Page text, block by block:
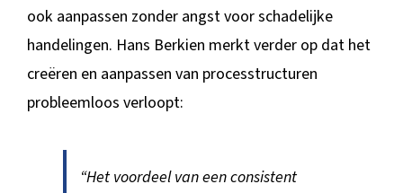
ook aanpassen zonder angst voor schadelijke
handelingen. Hans Berkien merkt verder op dat het
creëren en aanpassen van processtructuren
probleemloos verloopt:
“Het voordeel van een consistent